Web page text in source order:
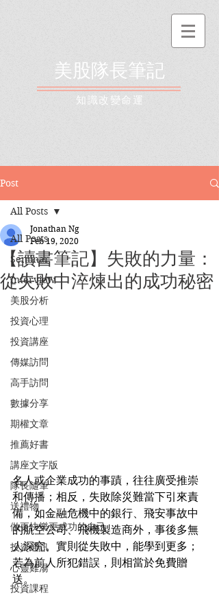
美股隊長筆記
​知識改變命運
Post
All Posts
Seminar
Interview
美股分析
投資心理
投資講座
傳媒訪問
高手訪問
數據分享
期權文章
推薦好書
講座文字版
隊長隨筆
送禮物
做更快樂更成功的自己
投資通訊
心靈雞湯
投資課程
All Posts
【讀書筆記】失敗的力量：
從失敗中淬煉出的成功秘密
Jonathan Ng
Feb 19, 2020
名人或企業成功的事蹟，往往廣受推崇
和傳播；相反，失敗除災難當下引來責
備，如金融危機中的銀行、飛安事故中
的航空公司、飛機製造商外，事後多無
人深究。實則從失敗中，能學到更多；
若為前人所犯錯誤，則相當於免費贈
送。